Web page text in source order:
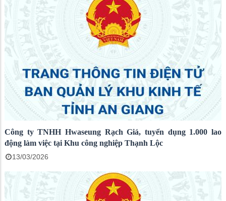
Công ty TNHH Hwaseung Rạch Giá, tuyển dụng 1.000 lao
động làm việc tại Khu công nghiệp Thạnh Lộc
13/03/2026